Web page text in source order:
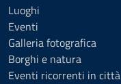
Luoghi
Eventi
Galleria fotografica
Borghi e natura
Eventi ricorrenti in città